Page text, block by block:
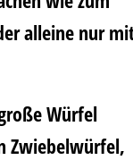
alleine nur
Würfel
Zwiebelwürfel,